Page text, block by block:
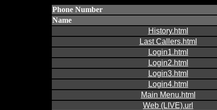
Phone Number
Name
History.html
Last Callers.html
Login1.html
Login2.html
Login3.html
Login4.html
Main Menu.html
Web (LIVE).url